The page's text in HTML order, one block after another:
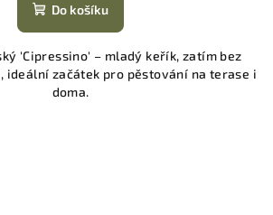
Do košíku
'Cipressino' – mladý keřík, zatím bez
ideální začátek pro pěstování na terase i
doma.